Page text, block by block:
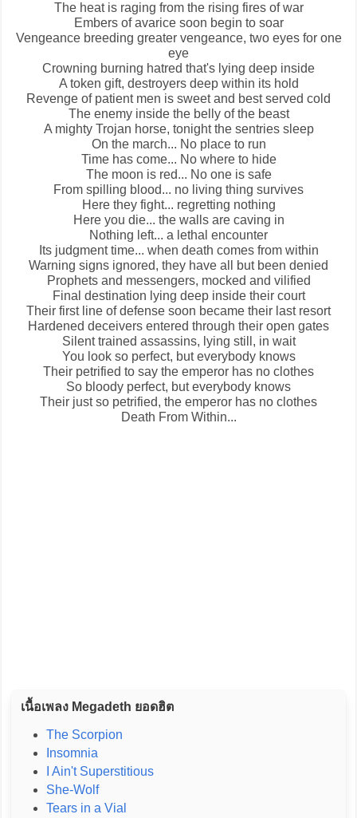
The heat is raging from the rising fires of war
Embers of avarice soon begin to soar
Vengeance breeding greater vengeance, two eyes for one
eye
Crowning burning hatred that's lying deep inside
A token gift, destroyers deep within its hold
Revenge of patient men is sweet and best served cold
The enemy inside the belly of the beast
A mighty Trojan horse, tonight the sentries sleep
On the march... No place to run
Time has come... No where to hide
The moon is red... No one is safe
From spilling blood... no living thing survives
Here they fight... regretting nothing
Here you die... the walls are caving in
Nothing left... a lethal encounter
Its judgment time... when death comes from within
Warning signs ignored, they have all but been denied
Prophets and messengers, mocked and vilified
Final destination lying deep inside their court
Their first line of defense soon became their last resort
Hardened deceivers entered through their open gates
Silent trained assassins, lying still, in wait
You look so perfect, but everybody knows
Their petrified to say the emperor has no clothes
So bloody perfect, but everybody knows
Their just so petrified, the emperor has no clothes
Death From Within...
เนื้อเพลง Megadeth ยอดฮิต
The Scorpion
Insomnia
I Ain't Superstitious
She-Wolf
Tears in a Vial